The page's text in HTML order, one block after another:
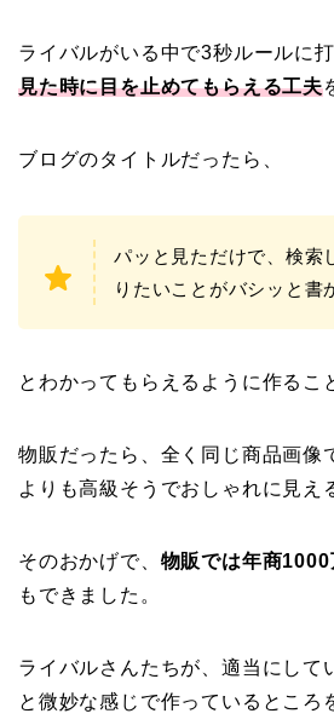
ライバルがいる中で3秒ルールに
見た時に目を止めてもらえる工夫
ブログのタイトルだったら、
パッと見ただけで、検索
りたいことがバシッと書
とわかってもらえるように作るこ
物販だったら、全く同じ商品画像
よりも高級そうでおしゃれに見え
そのおかげで、 物販では年商
もできました。
ライバルさんたちが、適当にして
と微妙な感じで作っているところ